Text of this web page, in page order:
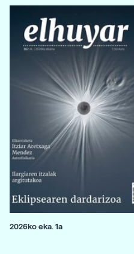
2026ko eka. 1a